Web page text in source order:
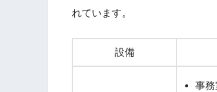
れています。
設備
事務